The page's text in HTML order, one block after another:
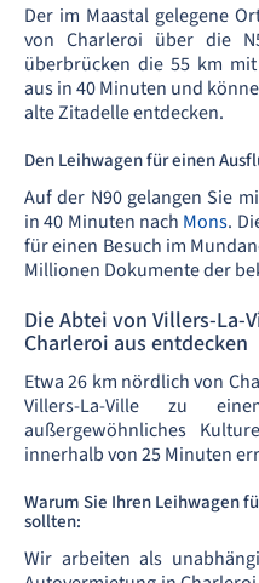
Der im Maastal gelegene
von Charleroi über die
überbrücken die 55 km
aus in 40 Minuten und
alte Zitadelle entdecken.
Den Leihwagen für einen
Auf der N90 gelangen Sie
in 40 Minuten nach Mons.
für einen Besuch im
Millionen Dokumente der
Die Abtei von Villers-La-
Charleroi aus entdecken
Etwa 26 km nördlich von
Villers-La-Ville zu
außergewöhnliches
innerhalb von 25 Minuten
Warum Sie Ihren Leihwagen
sollten:
Wir arbeiten als